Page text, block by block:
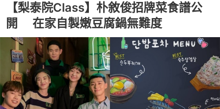
【梨泰院Class】朴敘俊招牌菜食譜公
開 在家自製嫩豆腐鍋無難度